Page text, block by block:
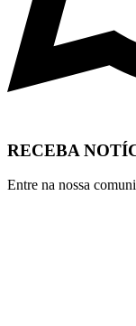
RECEBA
Entre na nossa